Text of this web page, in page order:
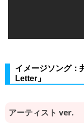
イメージソング
Letter」
アーティスト ver.